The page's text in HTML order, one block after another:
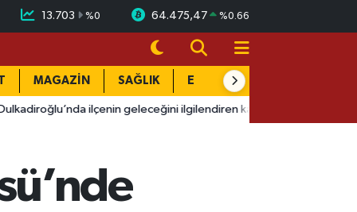
13.703 %0 64.475,47 %0.66
MAGAZİN SAĞLIK EĞİTİM
ilçenin geleceğini ilgilendiren kararlar 14:55